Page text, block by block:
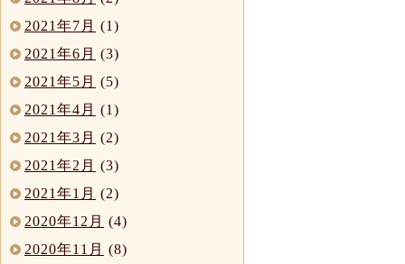
2021年7月 (1)
2021年6月 (3)
2021年5月 (5)
2021年4月 (1)
2021年3月 (2)
2021年2月 (3)
2021年1月 (2)
2020年12月 (4)
2020年11月 (8)